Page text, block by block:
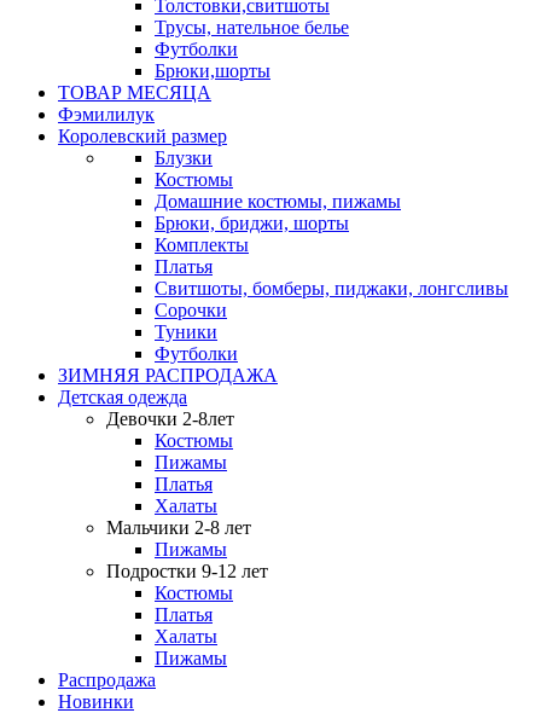
Толстовки,свитшоты
Трусы, нательное белье
Футболки
Брюки,шорты
ТОВАР МЕСЯЦА
Фэмилилук
Королевский размер
Блузки
Костюмы
Домашние костюмы, пижамы
Брюки, бриджи, шорты
Комплекты
Платья
Свитшоты, бомберы, пиджаки, лонгсливы
Сорочки
Туники
Футболки
ЗИМНЯЯ РАСПРОДАЖА
Детская одежда
Девочки 2-8лет
Костюмы
Пижамы
Платья
Халаты
Мальчики 2-8 лет
Пижамы
Подростки 9-12 лет
Костюмы
Платья
Халаты
Пижамы
Распродажа
Новинки